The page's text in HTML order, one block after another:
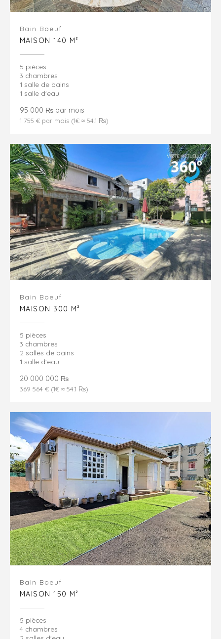
Bain Boeuf
MAISON 140 M²
5 pièces
3 chambres
1 salle de bains
1 salle d'eau
95 000 ₨ par mois
1 755 € par mois (1€ ≈ 54.1 ₨)
Bain Boeuf
MAISON 300 M²
5 pièces
3 chambres
2 salles de bains
1 salle d'eau
20 000 000 ₨
369 564 € (1€ ≈ 54.1 ₨)
Bain Boeuf
MAISON 150 M²
5 pièces
4 chambres